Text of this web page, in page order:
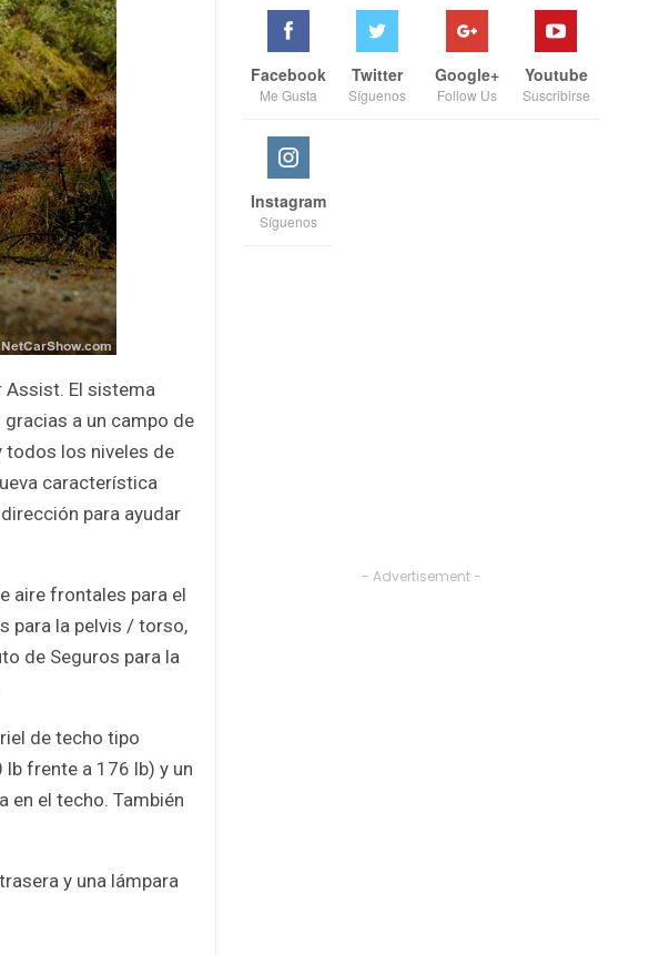
Assist. El sistema
a un campo de
todos los niveles de
característica
para ayudar
aire frontales para el
para la pelvis / torso,
de Seguros para la
de techo tipo
frente a 176 lb) y un
en el techo. También
y una lámpara
Facebook
Me Gusta
Twitter
Síguenos
Google+
Follow Us
Youtube
Suscribirse
Instagram
Síguenos
- Advertisement -